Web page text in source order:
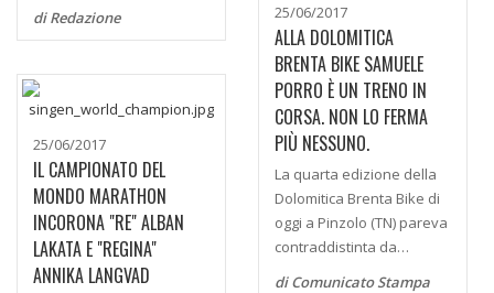
di Redazione
25/06/2017
ALLA DOLOMITICA
BRENTA BIKE SAMUELE
PORRO È UN TRENO IN
CORSA. NON LO FERMA
PIÙ NESSUNO.
La quarta edizione della
Dolomitica Brenta Bike di
oggi a Pinzolo (TN) pareva
contraddistinta da…
di Comunicato Stampa
25/06/2017
IL CAMPIONATO DEL
MONDO MARATHON
INCORONA "RE" ALBAN
LAKATA E "REGINA"
ANNIKA LANGVAD